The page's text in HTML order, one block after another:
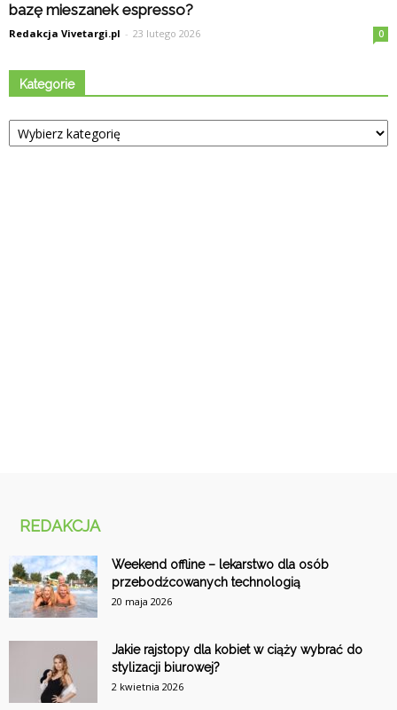
bazę mieszanek espresso?
Redakcja Vivetargi.pl - 23 lutego 2026 0
Kategorie
Kategorie
REDAKCJA
Weekend offline – lekarstwo dla osób
przebodźcowanych technologią
20 maja 2026
Jakie rajstopy dla kobiet w ciąży wybrać do
stylizacji biurowej?
2 kwietnia 2026